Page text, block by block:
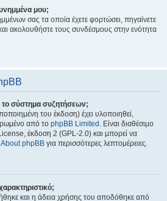
μου;
σας τα οποία έχετε φορτώσει, πηγαίνετε
ακολουθήστε τους συνδέσμους στην ενότητα
το σύστημα συζητήσεων;
του έκδοση) έχει υλοποιηθεί,
από το phpBB Limited . Είναι διαθέσιμο
έκδοση 2 (GPL-2.0) και μπορεί να
About phpBB για περισσότερες λεπτομέρειες.
και η άδεια χρήσης του αποδόθηκε από